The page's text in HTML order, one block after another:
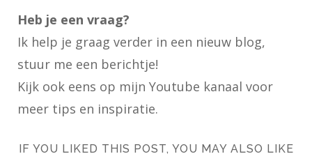
Heb je een vraag?
Ik help je graag verder in een nieuw blog,
stuur me een berichtje!
Kijk ook eens op mijn Youtube kanaal voor
meer tips en inspiratie.
IF YOU LIKED THIS POST, YOU MAY ALSO LIKE